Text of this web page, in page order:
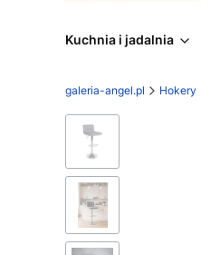
Kuchnia i jadalnia
galeria-angel.pl Hokery